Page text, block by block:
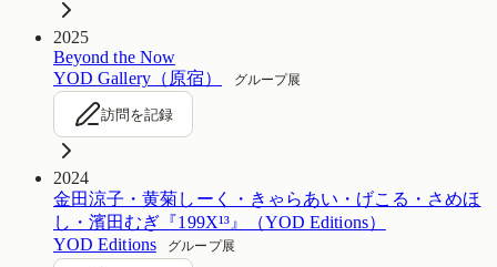
2025
Beyond the Now
YOD Gallery（原宿）
グループ展
訪問を記録
2024
金田涼子・黄菊しーく・きゃらあい・げこる・さめほ
し・濱田むぎ『199X¹³』（YOD Editions）
YOD Editions
グループ展